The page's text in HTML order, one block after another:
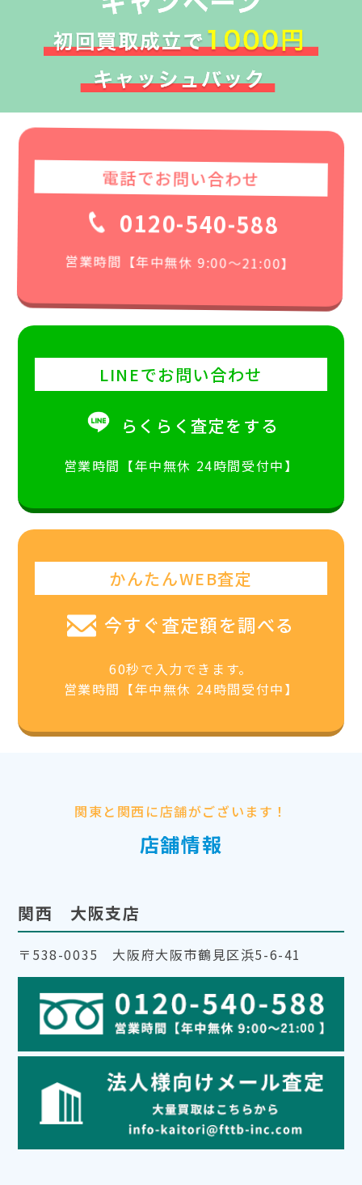
電話でお問い合わせ
0120-540-588
営業時間【年中無休 9:00〜21:00】
LINEでお問い合わせ
らくらく査定をする
営業時間【年中無休 24時間受付中】
かんたんWEB査定
今すぐ査定額を調べる
60秒で入力できます。
営業時間【年中無休 24時間受付中】
関東と関西に店舗がございます！
店舗情報
関西 大阪支店
〒538-0035 大阪府大阪市鶴見区浜5-6-41